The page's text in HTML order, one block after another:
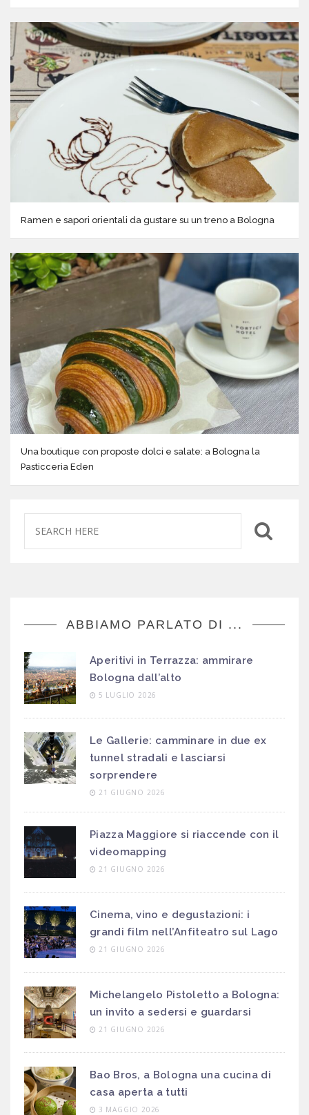
Ramen e sapori orientali da gustare su un treno a Bologna
Una boutique con proposte dolci e salate: a Bologna la
Pasticceria Eden
ABBIAMO PARLATO DI ...
Aperitivi in Terrazza: ammirare
Bologna dall’alto
5 LUGLIO 2026
Le Gallerie: camminare in due ex
tunnel stradali e lasciarsi
sorprendere
21 GIUGNO 2026
Piazza Maggiore si riaccende con il
videomapping
21 GIUGNO 2026
Cinema, vino e degustazioni: i
grandi film nell’Anfiteatro sul Lago
21 GIUGNO 2026
Michelangelo Pistoletto a Bologna:
un invito a sedersi e guardarsi
21 GIUGNO 2026
Bao Bros, a Bologna una cucina di
casa aperta a tutti
3 MAGGIO 2026